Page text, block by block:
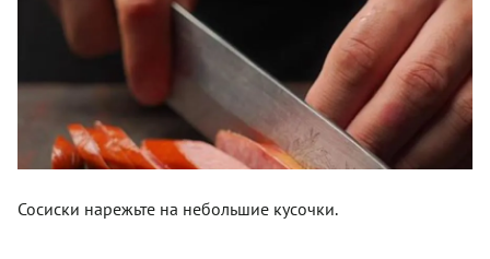
Сосиски нарежьте на небольшие кусочки.